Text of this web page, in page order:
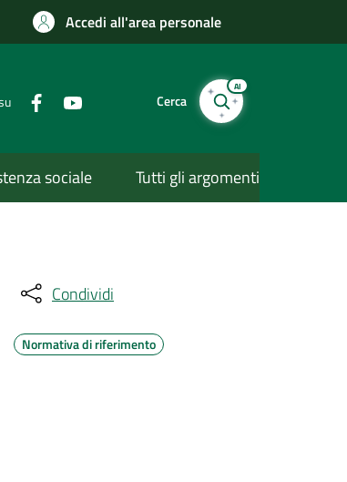
Accedi all'area personale
Cerca
AI
sociale Tutti gli argomenti
Condividi
Normativa di riferimento